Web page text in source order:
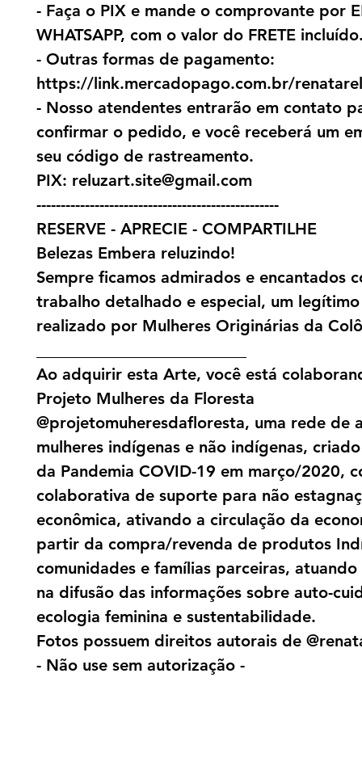
- Faça o PIX e mande o comprovante por
WHATSAPP, com o valor do FRETE
- Outras formas de pagamento:
https://link.mercadopago.com.br/
- Nosso atendentes entrarão em contato
confirmar o pedido, e você receberá um
seu código de rastreamento.
PIX: reluzart.site@gmail.com
--------------------------------------------------
RESERVE - APRECIE - COMPARTILHE
Belezas Embera reluzindo!
Sempre ficamos admirados e encantados
trabalho detalhado e especial, um
realizado por Mulheres Originárias da
Ao adquirir esta Arte, você está
Projeto Mulheres da Floresta
@projetomuheresdafloresta, uma rede de
mulheres indígenas e não indígenas,
da Pandemia COVID-19 em março/2020,
colaborativa de suporte para não
econômica, ativando a circulação da
partir da compra/revenda de produtos
comunidades e famílias parceiras,
na difusão das informações sobre auto-
ecologia feminina e sustentabilidade.
Fotos possuem direitos autorais de
- Não use sem autorização -